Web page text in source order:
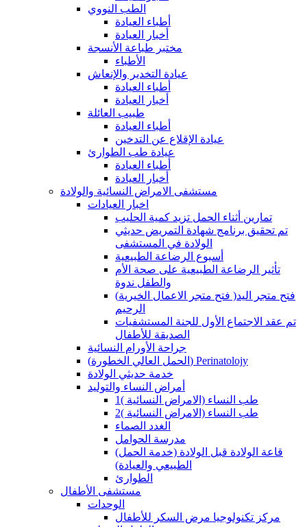
الطب النووي
أطباء العيادة
أخبار العيادة
مختبر طباعة الأنسجة
الأطباء
عيادة التخدير والإنعاش
أطباء العيادة
أخبار العيادة
طبيب العائلة
أطباء العيادة
عيادة الإقلاع عن التدخين
عيادة طب الطوارئ
أطباء العيادة
أخبار العيادة
مستشفى الامراض النسائية والولادة
اخبار العيادات
تمارين أثناء الحمل تزيد كمية الحليب
تم تحقيق برنامج شهادة التمريض حديثي
الولادة في المستشفى
أسبوع الرضاعة الطبيعية
تأثير الرضاعة الطبيعية على صحة الأم
والطفل ندوة
(فتح متجر الاعمال الخيرية )فتح متجر اليد
الرحيم
تم عقد الاجتماع الأول للجنة المستشفيات
الصديقة للأطفال
جراحة الأورام النسائية
(الحمل العالي الخطورة) Perinatolojy
خدمة حديثي الولادة
أمراض النساء والتوليد
طب النساء (الامراض النسائية )1
طب النساء (الامراض النسائية )2
الغدد الصماء
مدرسة الحوامل
(قاعة الولادة قبل الولادة (خدمة الحمل
الطبيعي والعيادة)
الطوارئ
مستشفى الأطفال
الوحدات
مركز تكنولوجيا مرض السكر للأطفال